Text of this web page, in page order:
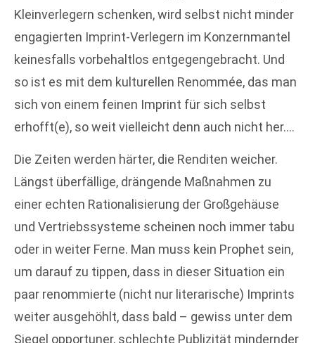
Kleinverlegern schenken, wird selbst nicht minder
engagierten Imprint-Verlegern im Konzernmantel
keinesfalls vorbehaltlos entgegengebracht. Und
so ist es mit dem kulturellen Renommée, das man
sich von einem feinen Imprint für sich selbst
erhofft(e), so weit vielleicht denn auch nicht her….
Die Zeiten werden härter, die Renditen weicher.
Längst überfällige, drängende Maßnahmen zu
einer echten Rationalisierung der Großgehäuse
und Vertriebssysteme scheinen noch immer tabu
oder in weiter Ferne. Man muss kein Prophet sein,
um darauf zu tippen, dass in dieser Situation ein
paar renommierte (nicht nur literarische) Imprints
weiter ausgehöhlt, dass bald – gewiss unter dem
Siegel opportuner, schlechte Publizität mindernder